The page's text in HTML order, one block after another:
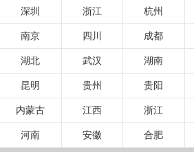
深圳 浙江 杭州
南京 四川 成都
湖北 武汉 湖南
昆明 贵州 贵阳
内蒙古 江西 浙江
河南 安徽 合肥